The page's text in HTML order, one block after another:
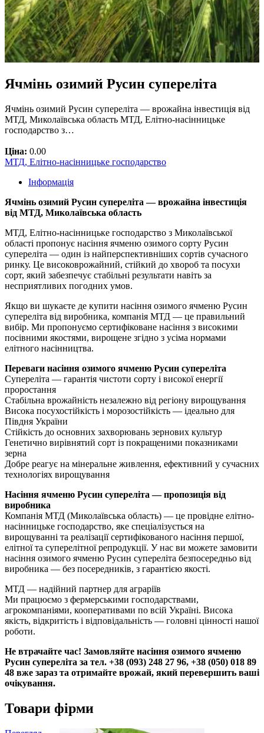
Ячмінь озимий Русин супереліта
Ячмінь озимий Русин супереліта — врожайна інвестиція від
МТД, Миколаївська область МТД, Елітно-насінницьке
господарство з…
Ціна: 0.00
МТД, Елітно-насінницьке господарство
Інформація
Ячмінь озимий Русин супереліта — врожайна інвестиція
від МТД, Миколаївська область
МТД, Елітно-насінницьке господарство з Миколаївської
області пропонує насіння ячменю озимого сорту Русин
супереліта — один із найперспективніших сортів сучасного
ринку. Це високоврожайний, стійкий до хвороб та посухи
сорт, який забезпечує стабільні результати навіть за
несприятливих погодних умов.
Якщо ви шукаєте де купити насіння озимого ячменю Русин
супереліта від виробника, компанія МТД — це правильний
вибір. Ми пропонуємо сертифіковане насіння з високими
посівними якостями, вирощене згідно з усіма нормами
елітного насінництва.
Переваги насіння озимого ячменю Русин супереліта
Супереліта — гарантія чистоти сорту і високої енергії
проростання
Стабільна врожайність незалежно від регіону вирощування
Висока посухостійкість і морозостійкість — ідеально для
Півдня України
Стійкість до основних захворювань зернових культур
Генетично вирівнятий сорт із покращеними показниками
зерна
Добре реагує на мінеральне живлення, ефективний у сучасних
технологіях вирощування
Насіння ячменю Русин супереліта — пропозиція від
виробника
Компанія МТД (Миколаївська область) — це провідне елітно-
насінницьке господарство, яке спеціалізується на
вирощуванні та реалізації сертифікованого насіння першої,
елітної та суперелітної репродукції. У нас ви можете замовити
насіння озимого ячменю Русин супереліта безпосередньо від
виробника — без посередників, з гарантією якості.
МТД — надійний партнер для аграріїв
Ми працюємо з фермерськими господарствами,
агрокомпаніями, кооперативами по всій Україні. Висока
якість, відкритість і відповідальність — головні цінності нашої
роботи.
Не втрачайте час! Замовляйте насіння озимого ячменю
Русин супереліта за тел. +38 (093) 248 27 96, +38 (050) 018 89
48 вже зараз та отримайте врожай, який перевершить ваші
очікування.
Товари фірми